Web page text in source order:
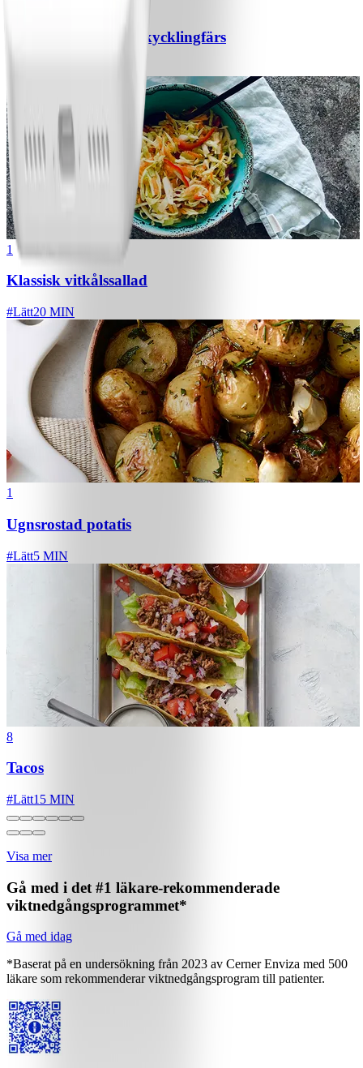
Chili con carne med kycklingfärs
1
Klassisk vitkålssallad
#Lätt20 MIN
1
Ugnsrostad potatis
#Lätt5 MIN
8
Tacos
#Lätt15 MIN
Visa mer
Gå med i det #1 läkare-rekommenderade
viktnedgångsprogrammet*
Gå med idag
*Baserat på en undersökning från 2023 av Cerner Enviza med 500
läkare som rekommenderar viktnedgångsprogram till patienter.